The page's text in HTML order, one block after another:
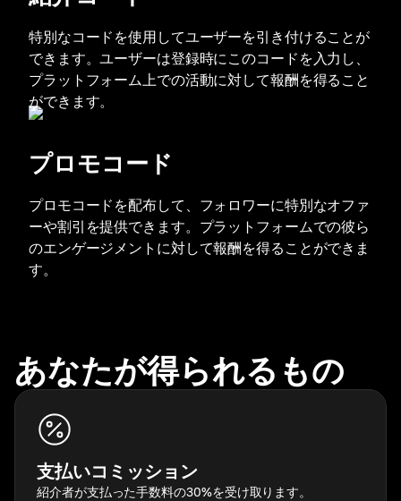
特別なコードを使用してユーザーを引き付けることが
できます。ユーザーは登録時にこのコードを入力し、
プラットフォーム上での活動に対して報酬を得ること
ができます。
プロモコード
プロモコードを配布して、フォロワーに特別なオファ
ーや割引を提供できます。プラットフォームでの彼ら
のエンゲージメントに対して報酬を得ることができま
す。
あなたが得られるもの
支払いコミッション
紹介者が支払った手数料の30%を受け取ります。